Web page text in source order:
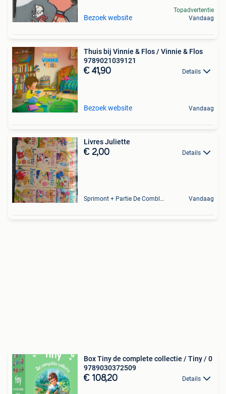
Bezoek website
Topadvertentie
Vandaag
Thuis bij Vinnie & Flos / Vinnie & Flos
9789021039121
€ 41,90 Details
Bezoek website Vandaag
Livres Juliette
€ 2,00 Details
Sprimont + Partie De Comblain-Au-Pont Vandaag
Box Tiny de complete collectie / Tiny / 0
9789030372509
€ 108,20 Details